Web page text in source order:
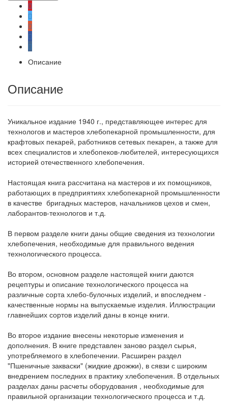
Описание
Описание
Уникальное издание 1940 г., представляющее интерес для
технологов и мастеров хлебопекарной промышленности, для
крафтовых пекарей, работников сетевых пекарен, а также для
всех специалистов и хлебопеков-любителей, интересующихся
историей отечественного хлебопечения.
Настоящая книга рассчитана на мастеров и их помощников,
работающих в предприятиях хлебопекарной промышленности
в качестве бригадных мастеров, начальников цехов и смен,
лаборантов-технологов и т.д.
В первом разделе книги даны общие сведения из технологии
хлебопечения, необходимые для правильного ведения
технологического процесса.
Во втором, основном разделе настоящей книги даются
рецептуры и описание технологического процесса на
различные сорта хлебо-булочных изделий, и впоследнем -
качественные нормы на выпускаемые изделия. Иллюстрации
главнейших сортов изделий даны в конце книги.
Во второе издание внесены некоторые изменения и
дополнения. В книге представлен заново раздел сырья,
употребляемого в хлебопечении. Расширен раздел
"Пшеничные закваски" (жидкие дрожжи), в сявзи с широким
внедрением последних в практику хлебопечения. В отдельных
разделах даны расчеты оборудования , необходимые для
правильной организации технологического процесса и т.д.